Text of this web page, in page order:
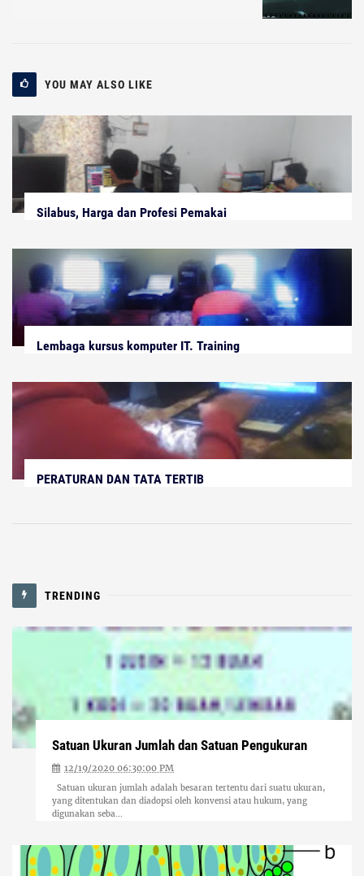
YOU MAY ALSO LIKE
Silabus, Harga dan Profesi Pemakai
Lembaga kursus komputer IT. Training
PERATURAN DAN TATA TERTIB
TRENDING
Satuan Ukuran Jumlah dan Satuan Pengukuran
12/19/2020 06:30:00 PM
Satuan ukuran jumlah adalah besaran tertentu dari suatu ukuran,
yang ditentukan dan diadopsi oleh konvensi atau hukum, yang
digunakan seba...